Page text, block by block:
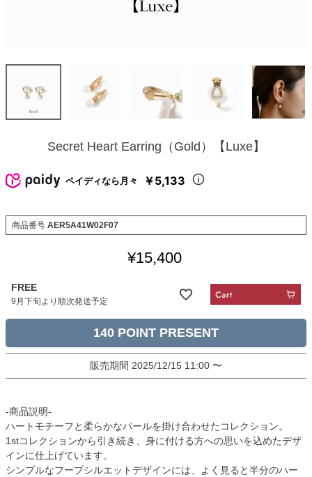
Secret Heart Earring（Gold）【Luxe】
ペイディなら月々 ￥5,133
商品番号 AER5A41W02F07
¥15,400
FREE
9月下旬より順次発送予定
140
販売期間 2025/12/15 11:00 〜
-商品説明-
ハートモチーフと柔らかなパールを掛け合わせたコレクション。
1stコレクションから引き続き、身に付ける方への思いを込めたデザ
インに仕上げています。
シンプルなフープシルエットデザインには、よく見ると半分のハー